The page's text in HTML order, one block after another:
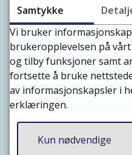
andre
Omsorgsbolig
Praktisk bistand
Hjemmesykepleie
Helse- og
Fysioterapi,
Samtykke
Vi bruker
brukeropplevelsen på
og tilby funksjoner samt
fortsette å bruke
av informasjonskapsler i
erklæringen.
Kun nødvendige